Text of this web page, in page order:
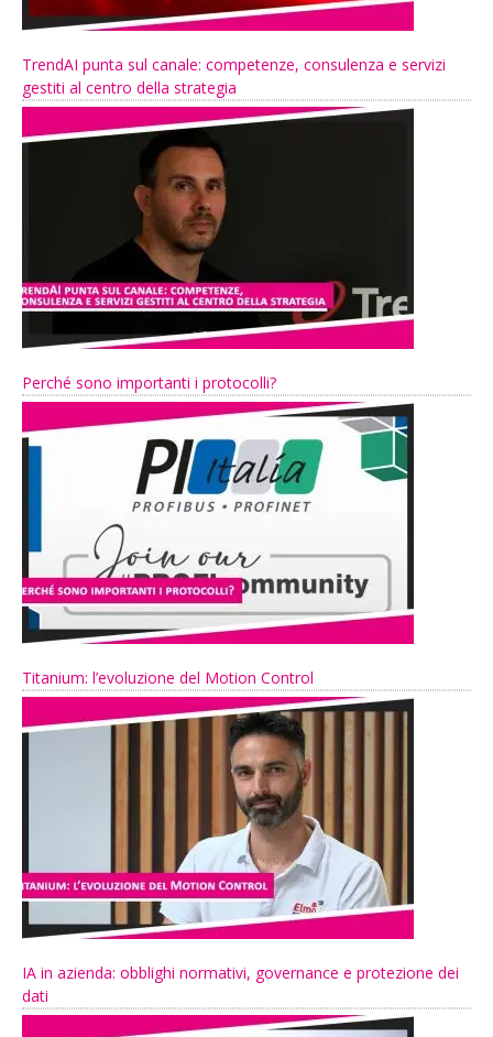
TrendAI punta sul canale: competenze, consulenza e servizi
gestiti al centro della strategia
Perché sono importanti i protocolli?
Titanium: l’evoluzione del Motion Control
IA in azienda: obblighi normativi, governance e protezione dei
dati